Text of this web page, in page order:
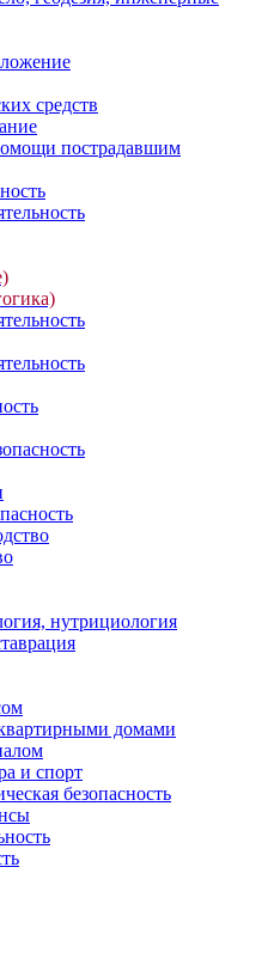
средств
пострадавшим
нутрициология
домами
и спорт
безопасность